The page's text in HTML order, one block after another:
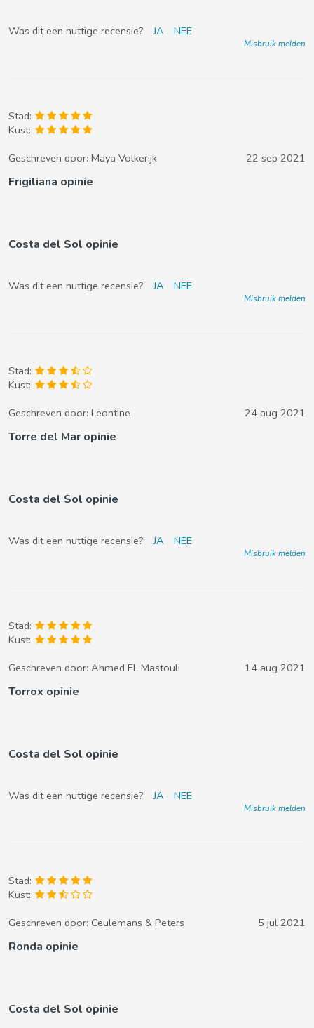
Was dit een nuttige recensie? JA NEE
Misbruik melden
Stad:
Kust:
Geschreven door: Maya Volkerijk 22 sep 2021
Frigiliana opinie
Costa del Sol opinie
Was dit een nuttige recensie? JA NEE
Misbruik melden
Stad:
Kust:
Geschreven door: Leontine 24 aug 2021
Torre del Mar opinie
Costa del Sol opinie
Was dit een nuttige recensie? JA NEE
Misbruik melden
Stad:
Kust:
Geschreven door: Ahmed EL Mastouli 14 aug 2021
Torrox opinie
Costa del Sol opinie
Was dit een nuttige recensie? JA NEE
Misbruik melden
Stad:
Kust:
Geschreven door: Ceulemans & Peters 5 jul 2021
Ronda opinie
Costa del Sol opinie